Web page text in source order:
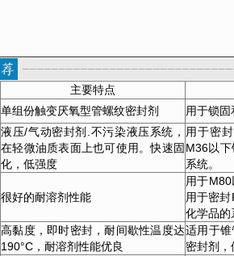
主要特点
单组份触变厌氧型管螺纹密封剂 用于锁
液压/气动密封剂.不污染液压系统，
在轻微油质表面上也可使用。快速固
化，低强度
用于密
M36以
系统。
很好的耐溶剂性能
用于
用于密
化学品的
高黏度，即时密封，耐间歇性温度达
190°C，耐溶剂性能优良
适用于
密封剂，